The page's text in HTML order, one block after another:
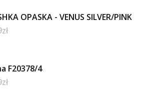
OPASKA - VENUS SILVER/PINK
zł
F20378/4
zł